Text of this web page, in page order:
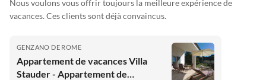
Nous voulons vous offrir toujours la meilleure expérience de
vacances. Ces clients sont déjà convaincus.
GENZANO DE ROME
Appartement de vacances Villa
Stauder - Appartement de